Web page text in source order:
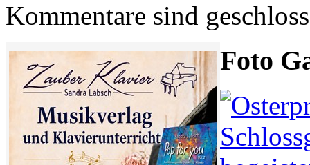
Kommentare sind
Foto